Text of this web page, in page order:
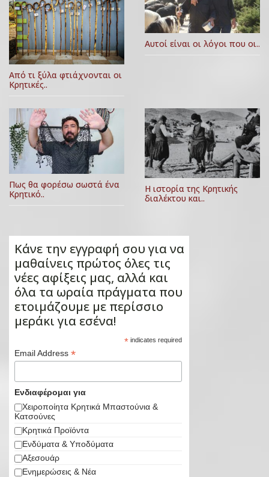
Από τι ξύλα φτιάχνονται οι
Κρητικές..
Αυτοί είναι οι λόγοι που οι..
Πως θα φορέσω σωστά ένα
Κρητικό..
Η ιστορία της Κρητικής
διαλέκτου και..
Κάνε την εγγραφή σου για να
μαθαίνεις πρώτος όλες τις
νέες αφίξεις μας, αλλά και
όλα τα ωραία πράγματα που
ετοιμάζουμε με περίσσιο
μεράκι για εσένα!
* indicates required
Email Address *
Ενδιαφέρομαι για
Χειροποίητα Κρητικά Μπαστούνια &
Κατσούνες
Κρητικά Προϊόντα
Ενδύματα & Υποδύματα
Αξεσουάρ
Ενημερώσεις & Νέα